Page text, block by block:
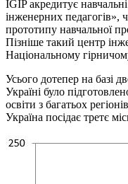
IGIP акредитує
інженерних педагогів»,
прототипу навчальної
Пізніше такий центр
Національному
Усього дотепер на базі
Україні було
освіти з багатьох
Україна посідає третє